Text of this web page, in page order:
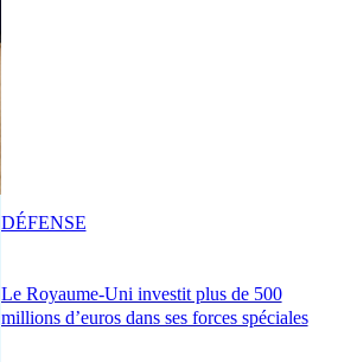
Le Royaume-Uni investit plus de 500
millions d’euros dans ses forces spéciales
DÉFENSE